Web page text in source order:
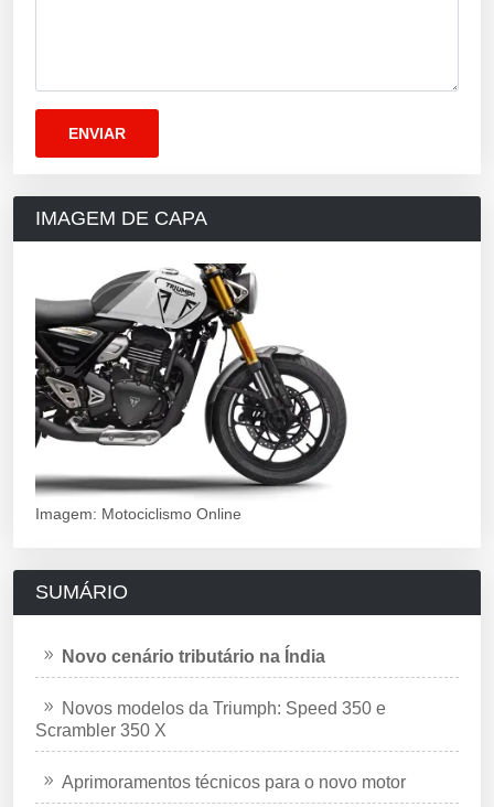
IMAGEM DE CAPA
Imagem: Motociclismo Online
SUMÁRIO
Novo cenário tributário na Índia
Novos modelos da Triumph: Speed 350 e
Scrambler 350 X
Aprimoramentos técnicos para o novo motor